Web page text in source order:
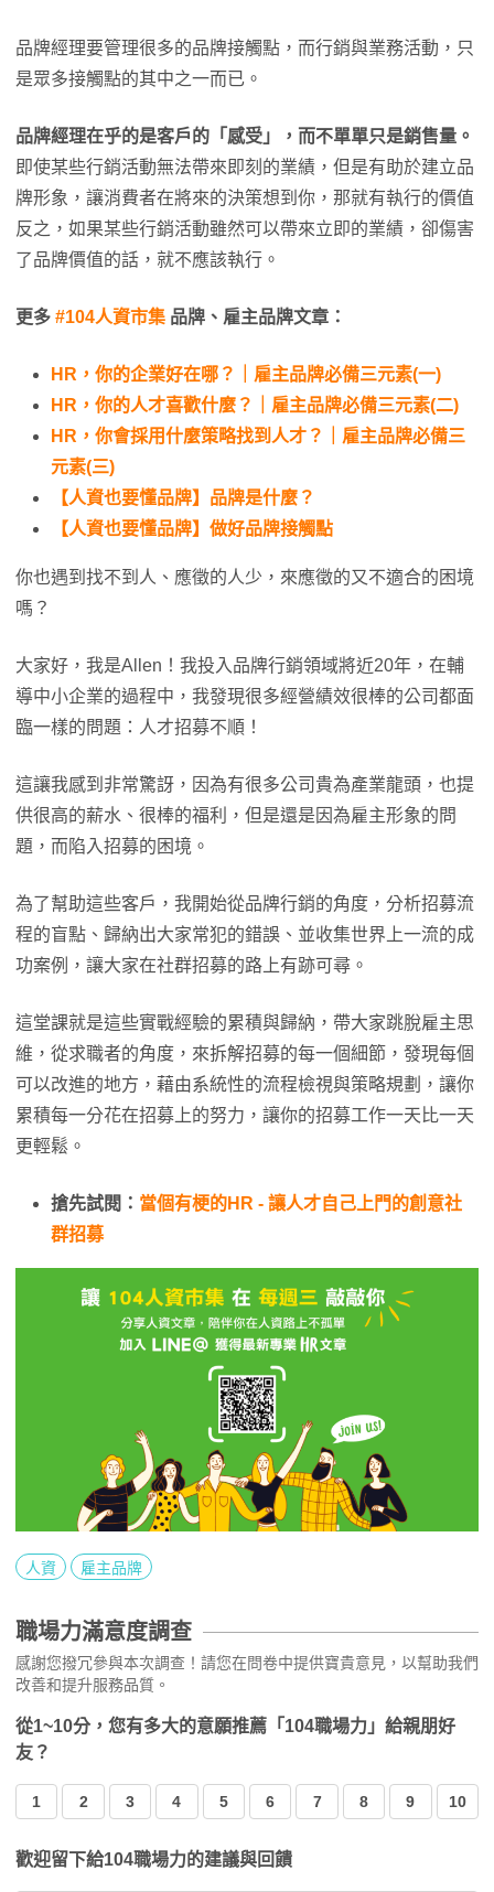
品牌經理要管理很多的品牌接觸點，而行銷與業務活動，只
是眾多接觸點的其中之一而已。
品牌經理在乎的是客戶的「感受」，而不單單只是銷售量。
即使某些行銷活動無法帶來即刻的業績，但是有助於建立品
牌形象，讓消費者在將來的決策想到你，那就有執行的價值
反之，如果某些行銷活動雖然可以帶來立即的業績，卻傷害
了品牌價值的話，就不應該執行。
更多 #104人資市集 品牌、雇主品牌文章：
HR，你的企業好在哪？｜雇主品牌必備三元素(一)
HR，你的人才喜歡什麼？｜雇主品牌必備三元素(二)
HR，你會採用什麼策略找到人才？｜雇主品牌必備三
元素(三)
【人資也要懂品牌】品牌是什麼？
【人資也要懂品牌】做好品牌接觸點
你也遇到找不到人、應徵的人少，來應徵的又不適合的困境
嗎？
大家好，我是Allen！我投入品牌行銷領域將近20年，在輔
導中小企業的過程中，我發現很多經營績效很棒的公司都面
臨一樣的問題：人才招募不順！
這讓我感到非常驚訝，因為有很多公司貴為產業龍頭，也提
供很高的薪水、很棒的福利，但是還是因為雇主形象的問
題，而陷入招募的困境。
為了幫助這些客戶，我開始從品牌行銷的角度，分析招募流
程的盲點、歸納出大家常犯的錯誤、並收集世界上一流的成
功案例，讓大家在社群招募的路上有跡可尋。
這堂課就是這些實戰經驗的累積與歸納，帶大家跳脫雇主思
維，從求職者的角度，來拆解招募的每一個細節，發現每個
可以改進的地方，藉由系統性的流程檢視與策略規劃，讓你
累積每一分花在招募上的努力，讓你的招募工作一天比一天
更輕鬆。
搶先試閱： 當個有梗的HR - 讓人才自己上門的創意社
群招募
人資 雇主品牌
職場力滿意度調查
感謝您撥冗參與本次調查！請您在問卷中提供寶貴意見，以幫助我們
改善和提升服務品質。
從1~10分，您有多大的意願推薦「104職場力」給親朋好
友？
1 2 3 4 5 6 7 8 9 10
歡迎留下給104職場力的建議與回饋